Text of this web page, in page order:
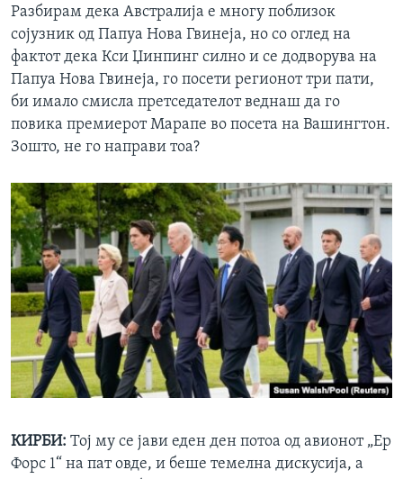
Разбирам дека Австралија е многу поблизок
сојузник од Папуа Нова Гвинеја, но со оглед на
фактот дека Кси Џинпинг силно и се додворува на
Папуа Нова Гвинеја, го посети регионот три пати,
би имало смисла претседателот веднаш да го
повика премиерот Марапе во посета на Вашингтон.
Зошто, не го направи тоа?
КИРБИ: Тој му се јави еден ден потоа од авионот „Ер
Форс 1“ на пат овде, и беше темелна дискусија, а